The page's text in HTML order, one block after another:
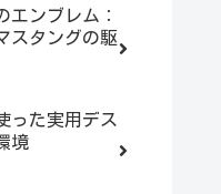
エンブレム：
スタングの駆
った実用デス
境